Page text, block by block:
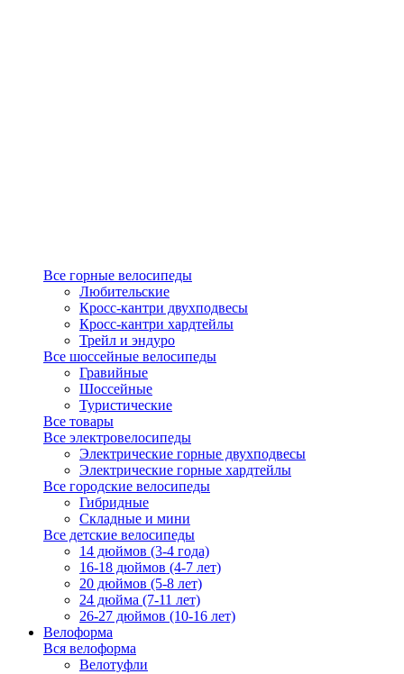
Все горные велосипеды
Любительские
Кросс-кантри двухподвесы
Кросс-кантри хардтейлы
Трейл и эндуро
Все шоссейные велосипеды
Гравийные
Шоссейные
Туристические
Все товары
Все электровелосипеды
Электрические горные двухподвесы
Электрические горные хардтейлы
Все городские велосипеды
Гибридные
Складные и мини
Все детские велосипеды
14 дюймов (3-4 года)
16-18 дюймов (4-7 лет)
20 дюймов (5-8 лет)
24 дюйма (7-11 лет)
26-27 дюймов (10-16 лет)
Велоформа
Вся велоформа
Велотуфли